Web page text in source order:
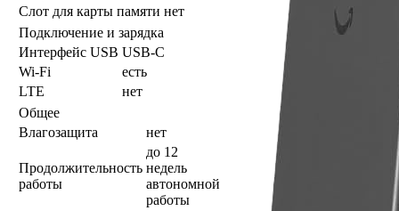
Слот для карты памяти нет
Подключение и зарядка
Интерфейс USB USB-C
Wi-Fi
есть
LTE
нет
Общее
Влагозащита
нет
Продолжительность
работы
до 12
недель
автономной
работы